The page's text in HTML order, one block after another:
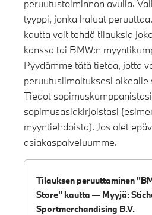
peruutustoiminnon avulla.
tyyppi, jonka haluat
kautta voit tehdä tilauksia
kanssa tai BMW:n
Pyydämme tätä tietoa, jotta
peruutusilmoituksesi
Tiedot
sopimusasiakirjoistasi
myyntiehdoista). Jos olet
asiakaspalveluumme.
Tilauksen peruuttaminen
Store" kautta — Myyjä:
Sportmerchandising B.V.